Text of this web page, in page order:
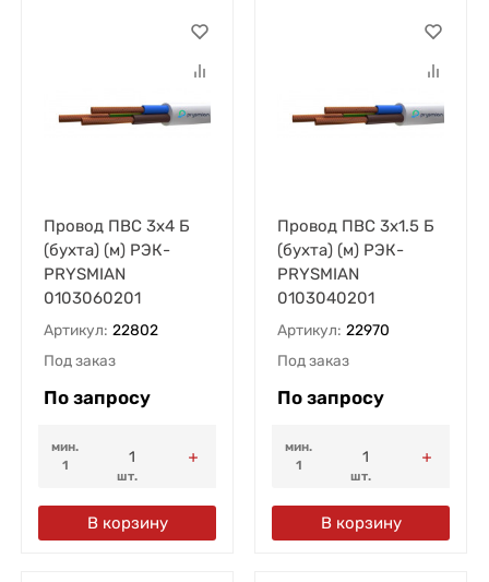
Провод ПВС 3х4 Б
(бухта) (м) РЭК-
PRYSMIAN
0103060201
Артикул: 22802
Под заказ
По запросу
мин.
1
шт.
В корзину
Провод ПВС 3х1.5 Б
(бухта) (м) РЭК-
PRYSMIAN
0103040201
Артикул: 22970
Под заказ
По запросу
мин.
1
шт.
В корзину